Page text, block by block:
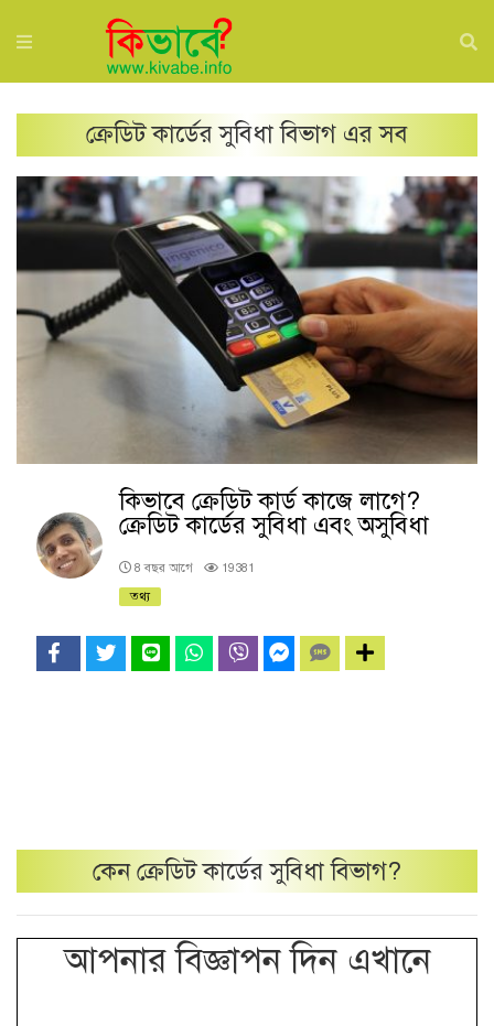
ক্রেডিট কার্ডের সুবিধাবিভাগ এর সব
কিভাবে ক্রেডিট কার্ড কাজে লাগে?
ক্রেডিট কার্ডের সুবিধা এবং অসুবিধা
8 বছর আগে
19381
তথ্য
কেনক্রেডিট কার্ডের সুবিধাবিভাগ?
আপনার বিজ্ঞাপন দিন এখানে